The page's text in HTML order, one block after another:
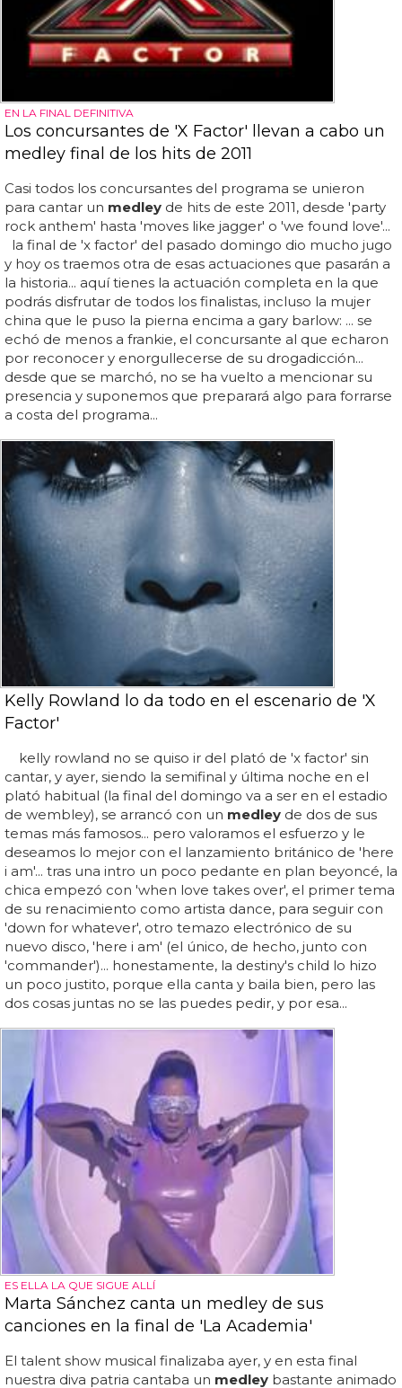
EN LA FINAL DEFINITIVA
Los concursantes de 'X Factor' llevan a cabo un
medley final de los hits de 2011
Casi todos los concursantes del programa se unieron
para cantar un medley de hits de este 2011, desde 'party
rock anthem' hasta 'moves like jagger' o 'we found love'...
la final de 'x factor' del pasado domingo dio mucho jugo
y hoy os traemos otra de esas actuaciones que pasarán a
la historia... aquí tienes la actuación completa en la que
podrás disfrutar de todos los finalistas, incluso la mujer
china que le puso la pierna encima a gary barlow: ... se
echó de menos a frankie, el concursante al que echaron
por reconocer y enorgullecerse de su drogadicción...
desde que se marchó, no se ha vuelto a mencionar su
presencia y suponemos que preparará algo para forrarse
a costa del programa...
Kelly Rowland lo da todo en el escenario de 'X
Factor'
kelly rowland no se quiso ir del plató de 'x factor' sin
cantar, y ayer, siendo la semifinal y última noche en el
plató habitual (la final del domingo va a ser en el estadio
de wembley), se arrancó con un medley de dos de sus
temas más famosos... pero valoramos el esfuerzo y le
deseamos lo mejor con el lanzamiento británico de 'here
i am'... tras una intro un poco pedante en plan beyoncé, la
chica empezó con 'when love takes over', el primer tema
de su renacimiento como artista dance, para seguir con
'down for whatever', otro temazo electrónico de su
nuevo disco, 'here i am' (el único, de hecho, junto con
'commander')... honestamente, la destiny's child lo hizo
un poco justito, porque ella canta y baila bien, pero las
dos cosas juntas no se las puedes pedir, y por esa...
ES ELLA LA QUE SIGUE ALLÍ
Marta Sánchez canta un medley de sus
canciones en la final de 'La Academia'
El talent show musical finalizaba ayer, y en esta final
nuestra diva patria cantaba un medley bastante animado